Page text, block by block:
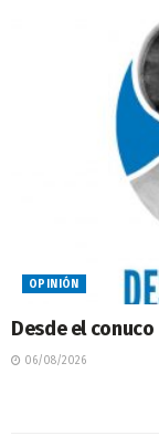
OPINIÓN
Desde el
06/08/2026